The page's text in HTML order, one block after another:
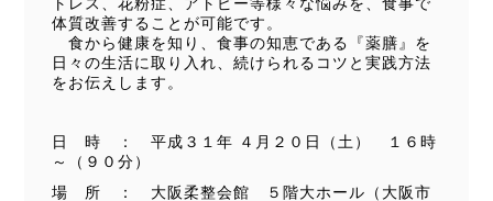
体質改善することが可能です。
食から健康を知り、食事の知恵である『薬膳』を
日々の生活に取り入れ、続けられるコツと実践方法
をお伝えします。
日 時 ： 平成３１年 ４月２０日（土） １６時
～（９０分）
場 所 ： 大阪柔整会館 ５階大ホール（大阪市